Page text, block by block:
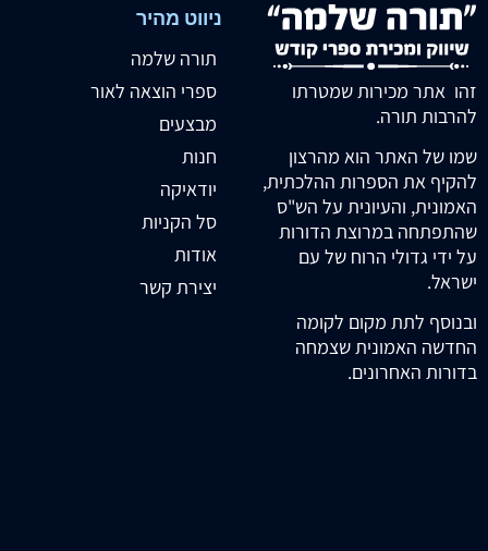
זהו אתר מכירות שמטרתו
להרבות תורה.
שמו של האתר הוא מהרצון
להקיף את הספרות ההלכתית,
האמונית, והעיונית על הש"ס
שהתפתחה במרוצת הדורות
על ידי גדולי הרוח של עם
ישראל.
ובנוסף לתת מקום לקומה
החדשה האמונית שצמחה
בדורות האחרונים.
ניווט מהיר
תורה שלמה
ספרי הוצאה לאור
מבצעים
חנות
יודאיקה
סל הקניות
אודות
יצירת קשר